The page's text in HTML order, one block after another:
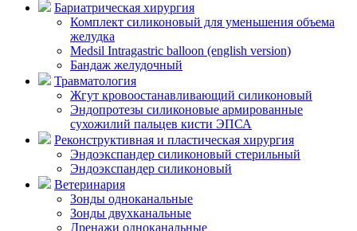
Бариатрическая хирургия
Комплект силиконовый для уменьшения объема
желудка
Medsil Intragastric balloon (english version)
Бандаж желудочный
Травматология
Жгут кровоостанавливающий силиконовый
Эндопротезы силиконовые армированные
сухожилий пальцев кисти ЭПСА
Реконструктивная и пластическая хирургия
Эндоэкспандер силиконовый стерильный
Эндоэкспандер силиконовый
Ветеринария
Зонды одноканальные
Зонды двухканальные
Дренажи одноканальные